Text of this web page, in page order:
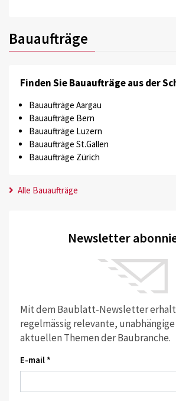
Bauaufträge
Finden Sie Bauaufträge aus der
Bauaufträge Aargau
Bauaufträge Bern
Bauaufträge Luzern
Bauaufträge St.Gallen
Bauaufträge Zürich
Alle Bauaufträge
Newsletter
Mit dem Baublatt-Newsletter
regelmässig relevante, unabhängige
aktuellen Themen der Baubranche.
E-mail *